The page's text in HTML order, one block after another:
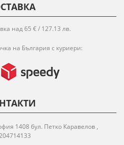
над 65 € / 127.13 лв.
на България с куриери:
1408 бул. Петко Каравелов ,